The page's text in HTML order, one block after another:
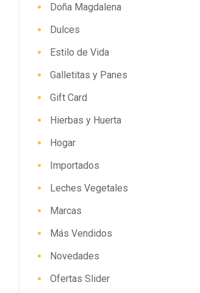
Doña Magdalena
Dulces
Estilo de Vida
Galletitas y Panes
Gift Card
Hierbas y Huerta
Hogar
Importados
Leches Vegetales
Marcas
Más Vendidos
Novedades
Ofertas Slider